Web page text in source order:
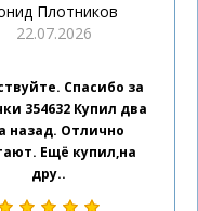
Плотников
22.07.2026
Спасибо за
354632 Купил два
назад. Отлично
Ещё купил,на
дру..